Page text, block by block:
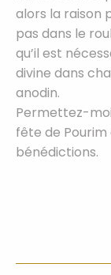
alors la raison
pas dans le
qu’il est
divine dans
anodin.
Permettez-
fête de Pourim
bénédictions.